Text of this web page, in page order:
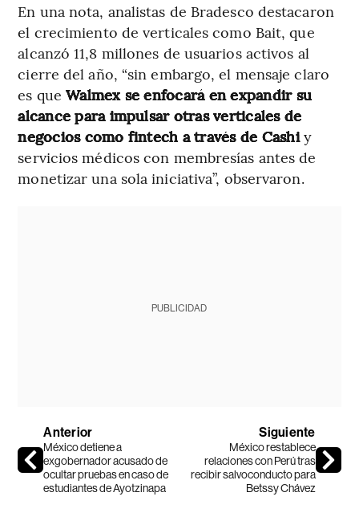
En una nota, analistas de Bradesco destacaron
el crecimiento de verticales como Bait, que
alcanzó 11,8 millones de usuarios activos al
cierre del año, “sin embargo, el mensaje claro
es queWalmex se enfocará en expandir su
alcance para impulsar otras verticales de
negocios como fintech a través de Cashiy
servicios médicos con membresías antes de
monetizar una sola iniciativa”, observaron.
PUBLICIDAD
Anterior
México detiene a
exgobernador acusado de
ocultar pruebas en caso de
estudiantes de Ayotzinapa
Siguiente
México restablece
relaciones con Perú tras
recibir salvoconducto para
Betssy Chávez